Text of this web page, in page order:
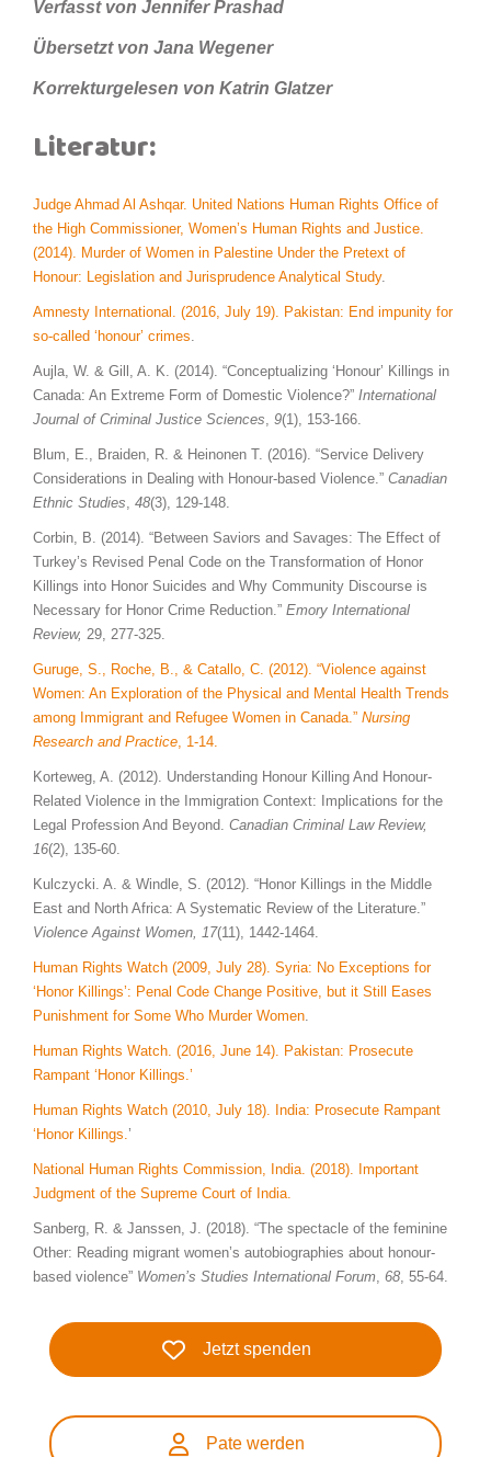
Verfasst von Jennifer Prashad
Übersetzt von Jana Wegener
Korrekturgelesen von Katrin Glatzer
Literatur:
Judge Ahmad Al Ashqar. United Nations Human Rights Office of
the High Commissioner, Women’s Human Rights and Justice.
(2014). Murder of Women in Palestine Under the Pretext of
Honour: Legislation and Jurisprudence Analytical Study.
Amnesty International. (2016, July 19). Pakistan: End impunity for
so-called ‘honour’ crimes
Aujla, W. & Gill, A. K. (2014). “Conceptualizing ‘Honour’ Killings in
Canada: An Extreme Form of Domestic Violence?” International
Journal of Criminal Justice Sciences 9(1), 153-166.
Blum, E., Braiden, R. & Heinonen T. (2016). “Service Delivery
Considerations in Dealing with Honour-based Violence.” Canadian
Ethnic Studies 48(3), 129-148.
Corbin, B. (2014). “Between Saviors and Savages: The Effect of
Turkey’s Revised Penal Code on the Transformation of Honor
Killings into Honor Suicides and Why Community Discourse is
Necessary for Honor Crime Reduction.” Emory International
Review, 29, 277-325.
Guruge, S., Roche, B., & Catallo, C. (2012). “Violence against
Women: An Exploration of the Physical and Mental Health Trends
among Immigrant and Refugee Women in Canada.” Nursing
Research and Practice , 1-14.
Korteweg, A. (2012). Understanding Honour Killing And Honour-
Related Violence in the Immigration Context: Implications for the
Legal Profession And Beyond. Canadian Criminal Law Review,
16(2), 135-60.
Kulczycki. A. & Windle, S. (2012). “Honor Killings in the Middle
East and North Africa: A Systematic Review of the Literature.”
Violence Against Women,
17(11), 1442-1464.
Human Rights Watch (2009, July 28). Syria: No Exceptions for
‘Honor Killings’: Penal Code Change Positive, but it Still Eases
Punishment for Some Who Murder Women
Human Rights Watch. (2016, June 14). Pakistan: Prosecute
Rampant ‘Honor Killings.’
Human Rights Watch (2010, July 18). India: Prosecute Rampant
‘Honor Killings. ’
National Human Rights Commission, India. (2018). Important
Judgment of the Supreme Court of India.
Sanberg, R. & Janssen, J. (2018). “The spectacle of the feminine
Other: Reading migrant women’s autobiographies about honour-
based violence” Women’s Studies International Forum 68 , 55-64.
Jetzt spenden
Pate werden